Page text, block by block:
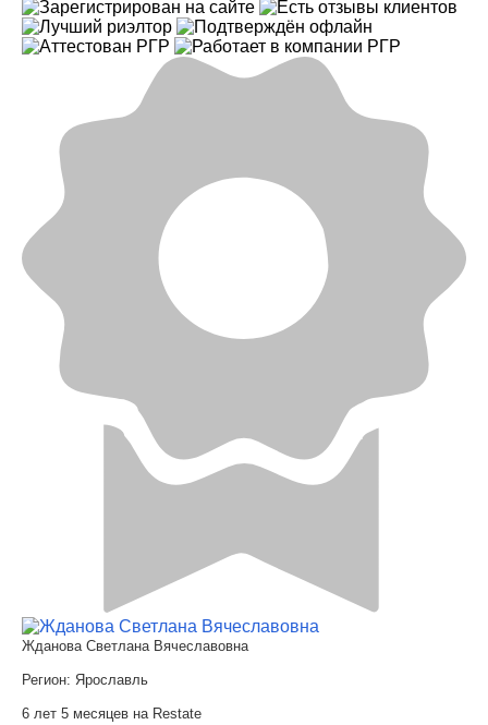
Жданова Светлана Вячеславовна
Регион: Ярославль
6 лет 5 месяцев на Restate